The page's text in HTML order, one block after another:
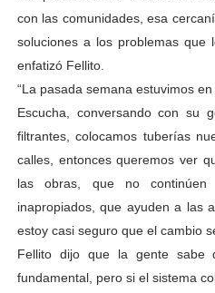
con las comunidades, esa
soluciones a los problemas que
enfatizó Fellito.
“La pasada semana estuvimos
Escucha, conversando con su
filtrantes, colocamos tuberías
calles, entonces queremos ver
las obras, que no
inapropiados, que ayuden a las
estoy casi seguro que el cambio
Fellito dijo que la gente sabe
fundamental, pero si el sistema